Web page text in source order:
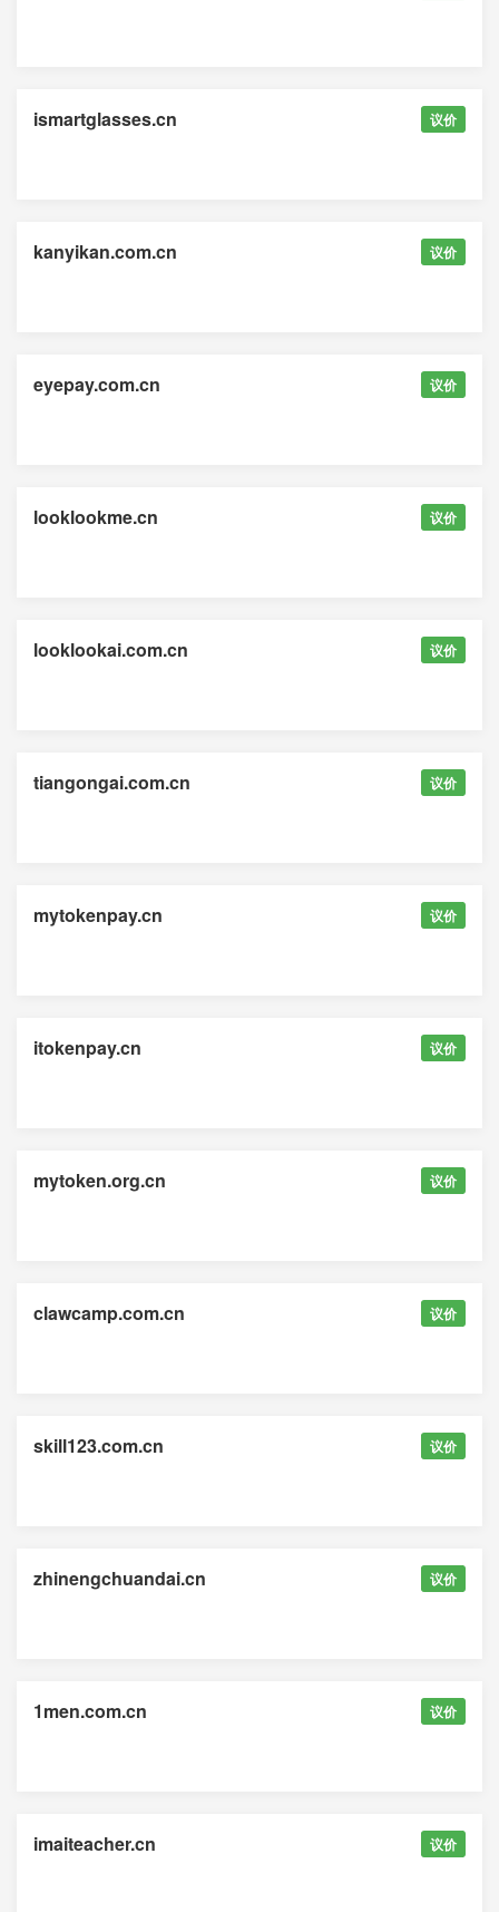
ismartglasses.cn 议价
kanyikan.com.cn 议价
eyepay.com.cn 议价
looklookme.cn 议价
looklookai.com.cn 议价
tiangongai.com.cn 议价
mytokenpay.cn 议价
itokenpay.cn 议价
mytoken.org.cn 议价
clawcamp.com.cn 议价
skill123.com.cn 议价
zhinengchuandai.cn 议价
1men.com.cn 议价
imaiteacher.cn 议价